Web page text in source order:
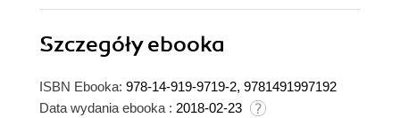
Szczegółyebooka
ISBN Ebooka: 978-14-919-9719-2, 9781491997192
Data wydania ebooka : 2018-02-23